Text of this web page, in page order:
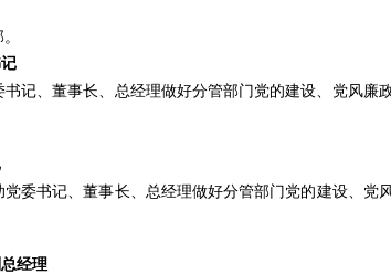
记、董事长、总经理做好分管部门党的建设、党风廉
党委书记、董事长、总经理做好分管部门党的建设、党
经理